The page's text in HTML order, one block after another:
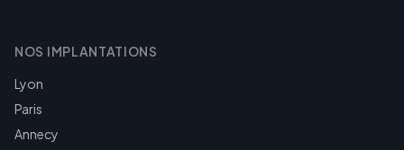
NOS IMPLANTATIONS
Lyon
Paris
Annecy